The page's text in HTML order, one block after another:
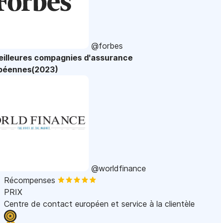
@forbes
compagnies d'assurance
@worldfinance
Récompenses
PRIX
Centre de contact européen et service à la clientèle